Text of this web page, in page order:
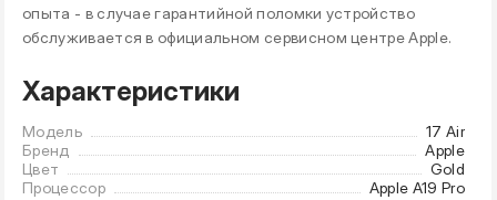
опыта - в случае гарантийной поломки устройство
обслуживается в официальном сервисном центре Apple.
Характеристики
Модель
17 Air
Бренд
Apple
Цвет
Gold
Процессор
Apple A19 Pro